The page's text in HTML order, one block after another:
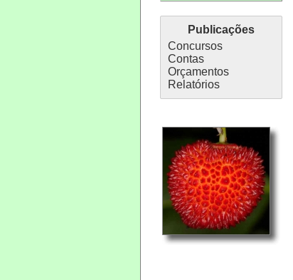
Publicações
Concursos
Contas
Orçamentos
Relatórios